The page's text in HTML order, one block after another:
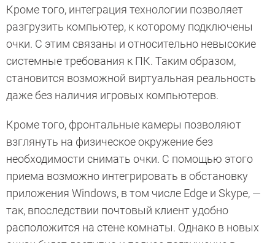
Кроме того, интеграция технологии позволяет
разгрузить компьютер, к которому подключены
очки. С этим связаны и относительно невысокие
системные требования к ПК. Таким образом,
становится возможной виртуальная реальность
даже без наличия игровых компьютеров.
Кроме того, фронтальные камеры позволяют
взглянуть на физическое окружение без
необходимости снимать очки. С помощью этого
приема возможно интегрировать в обстановку
приложения Windows, в том числе Edge и Skype, —
так, впоследствии почтовый клиент удобно
расположится на стене комнаты. Однако в новых